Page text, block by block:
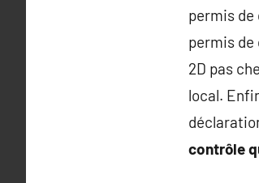
permis de
permis de
2D pas
local.
contrôle